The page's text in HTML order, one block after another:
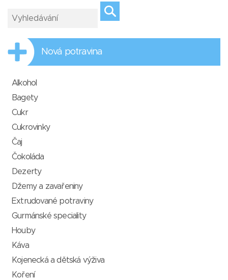
Nová potravina
Alkohol
Bagety
Cukr
Cukrovinky
Čaj
Čokoláda
Dezerty
Džemy a zavařeniny
Extrudované potraviny
Gurmánské speciality
Houby
Káva
Kojenecká a dětská výživa
Koření